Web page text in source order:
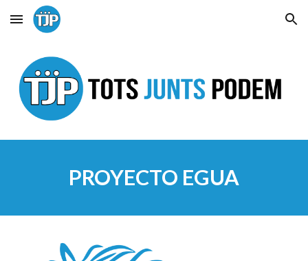
Skip to main content Skip to navigation
PROYECTO EGUA